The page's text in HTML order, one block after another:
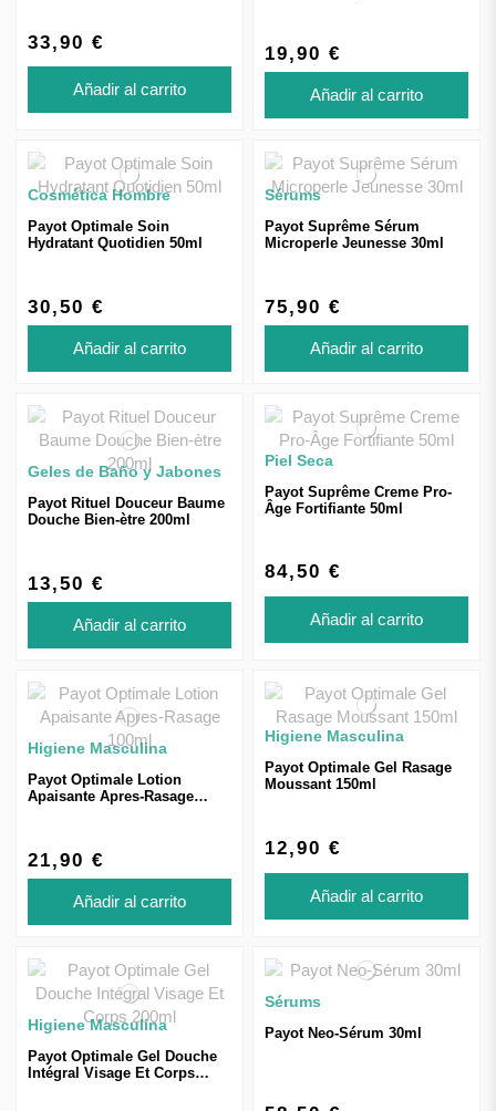
33,90 €
Añadir al carrito
19,90 €
Añadir al carrito
Cosmética Hombre
Payot Optimale Soin
Hydratant Quotidien 50ml
30,50 €
Añadir al carrito
Sérums
Payot Suprême Sérum
Microperle Jeunesse 30ml
75,90 €
Añadir al carrito
Geles de Baño y Jabones
Payot Rituel Douceur Baume
Douche Bien-ètre 200ml
13,50 €
Añadir al carrito
Piel Seca
Payot Suprême Creme Pro-
Âge Fortifiante 50ml
84,50 €
Añadir al carrito
Higiene Masculina
Payot Optimale Lotion
Apaisante Apres-Rasage
21,90 €
Añadir al carrito
Higiene Masculina
Payot Optimale Gel Rasage
Moussant 150ml
12,90 €
Añadir al carrito
Higiene Masculina
Payot Optimale Gel Douche
Intégral Visage Et Corps
Sérums
Payot Neo-Sérum 30ml